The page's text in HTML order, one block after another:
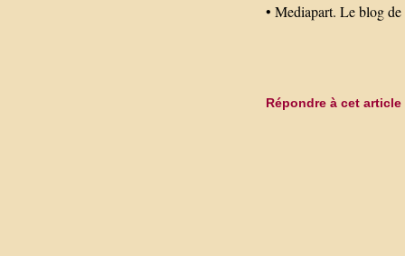
• Mediapart. Le blog
Répondre à cet article